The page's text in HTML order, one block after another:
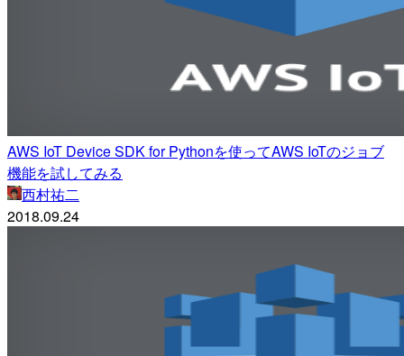
AWS IoT Device SDK for Pythonを使ってAWS IoTのジョブ
機能を試してみる
西村祐二
2018.09.24